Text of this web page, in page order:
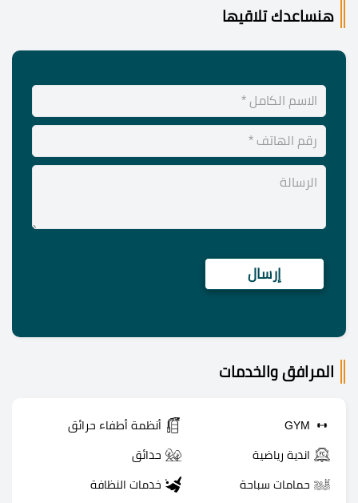
هنساعدك تلاقيها
المرافق والخدمات
GYM أنظمة أطفاء حرائق
اندية رياضية حدائق
حمامات سباحة خدمات النظافة